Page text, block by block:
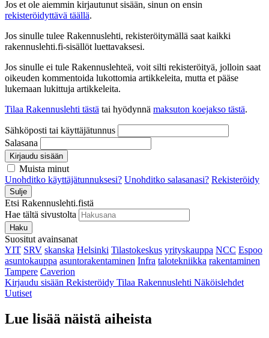
Jos et ole aiemmin kirjautunut sisään, sinun on ensin
rekisteröidyttävä täällä.
Jos sinulle tulee Rakennuslehti, rekisteröitymällä saat kaikki
rakennuslehti.fi-sisällöt luettavaksesi.
Jos sinulle ei tule Rakennuslehteä, voit silti rekisteröityä, jolloin saat
oikeuden kommentoida lukottomia artikkeleita, mutta et pääse
lukemaan lukittuja artikkeleita.
Tilaa Rakennuslehti tästä tai hyödynnä maksuton koejakso tästä.
Sähköposti tai käyttäjätunnus
Salasana
Kirjaudu sisään
Muista minut
Unohditko käyttäjätunnuksesi? Unohditko salasanasi? Rekisteröidy
Sulje
Etsi Rakennuslehti.fistä
Hae tältä sivustolta
Haku
Suositut avainsanat
YIT SRV skanska Helsinki Tilastokeskus yrityskauppa NCC Espoo
asuntokauppa asuntorakentaminen Infra talotekniikka rakentaminen
Tampere Caverion
Kirjaudu sisään Rekisteröidy Tilaa Rakennuslehti Näköislehdet
Uutiset
Lue lisää näistä aiheista